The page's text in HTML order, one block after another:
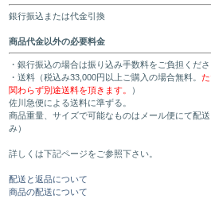
銀行振込または代金引換
商品代金以外の必要料金
・銀行振込の場合は振り込み手数料をご負担くださ
・送料（税込み33,000円以上ご購入の場合無料。
関わらず別途送料を頂きます。
）
佐川急便による送料に準ずる。
商品重量、サイズで可能なものはメール便にて配
み）
詳しくは下記ページをご参照下さい。
配送と返品について
商品の配送について